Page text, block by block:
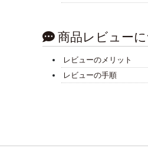
商品レビュー
レビューのメリット
レビューの手順